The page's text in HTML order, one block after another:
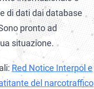
di dati dai database
pronto ad
situazione.
Red Notice Interpol e
del narcotraffico